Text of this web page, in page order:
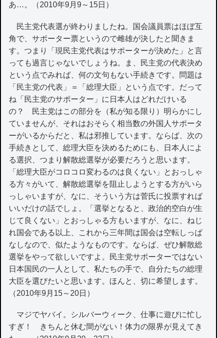
あ…。（2010年9月9～15日）
民主党代表選が終わりましたね。国会議員票はほぼ互
角で、サポーター票というので雌雄が決したと聞きま
す。つまり「現民主党代表はサポーターが決めた」と言
っても過言じゃないでしょうね。ま、民主党の代表決め
という点でみれば、何の文句もない手続きです。問題は
「民主党の代表」＝「総理大臣」という点です。だって
ね「民主党のサポーター」に日本人はどれだけいる
の？ 民主党はこの部分を（私が知る限り）明らかにし
ていませんが、それはおそらく相当数の外国人サポータ
ーがいるからだと、私は邪推しています。ならば、次の
手続きとして、総理大臣を決めるためにも、日本人によ
る選択、つまり解散総選挙が必要だろうと思います。
「総理大臣がコロコロ変わるのは良くない」とおっしゃ
る方々がいて、解散総選挙を阻止しようとする方がいら
っしゃいますが、なに、そういう方は菅氏に投票すれば
いいだけの話でしょ。「選挙となると、政治的空白が生
じて良くない」とおっしゃる方もいますが、なに、ねじ
れ国会である以上、これから三年間は国会は空転しっぱ
なしなので、似たようなものです。ならば、ぜひ解散総
選挙をやって欲しいですよ。民主党サポーターではない
日本国民の一人として、私たちの手で、自分たちの総理
大臣を選びたいと思います。ほんと、切に希望します。
（2010年9月15～20日）
マジでヤバイ。シルバーウィーク、仕事に遊びに忙し
すぎ！ きちんと休む間がない！体力の限界が見えてき